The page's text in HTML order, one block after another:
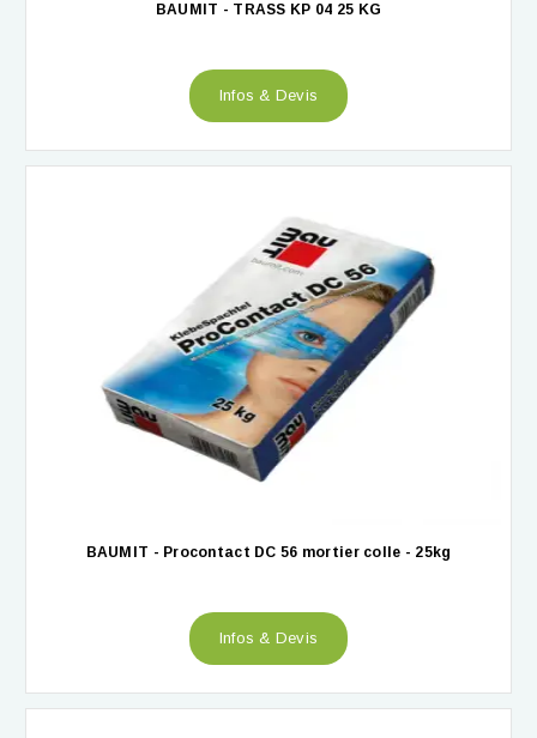
BAUMIT - TRASS KP 04 25 KG
Infos & Devis
BAUMIT - Procontact DC 56 mortier colle - 25kg
Infos & Devis